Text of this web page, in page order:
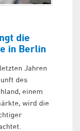
die
in Berlin
Jahren
des
einem
wird die